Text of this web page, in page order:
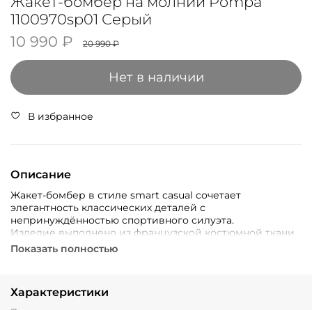
1100970sp01 Серый
10 990 ₽
20 990 ₽
Нет в наличии
В избранное
Описание
Жакет-бомбер в стиле smart casual сочетает
элегантность классических деталей с
непринуждённостью спортивного силуэта.
Изделие выполнено из французской костюмной ткани
с добавлением вискозы. Материал отличается плотной
Показать полностью
Характеристики